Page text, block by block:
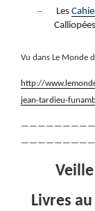
– Les
Vu dans Le Monde
http://
jean-tardieu-
Livres